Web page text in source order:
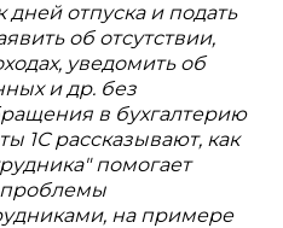
дней отпуска и подать
об отсутствии,
уведомить об
и др. без
в бухгалтерию
1С рассказывают, как
помогает
на примере